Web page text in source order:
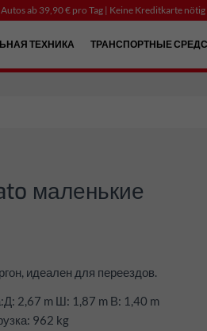
Autos ab 39,90 € pro Tag | Keine Kreditkarte
ТЕХНИКА ТРАНСПОРТНЫЕ
маленькие
идеален для переездов.
2,67 m Ш: 1,87 m В: 1,40 m
962 kg